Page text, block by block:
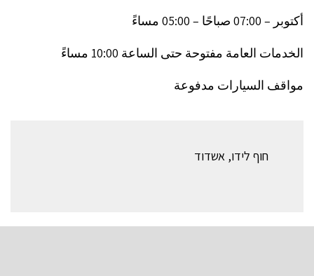
أكتوبر – 07:00 صباحًا – 05:00 مساءً
الخدمات العامة مفتوحة حتى الساعة 10:00 مساءً
مواقف السيارات مدفوعة
חוף לידו, אשדוד